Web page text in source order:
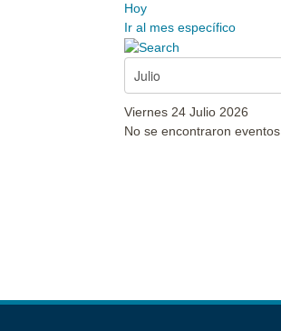
Hoy
Ir al mes específico
Viernes 24 Julio 2026
No se encontraron eventos